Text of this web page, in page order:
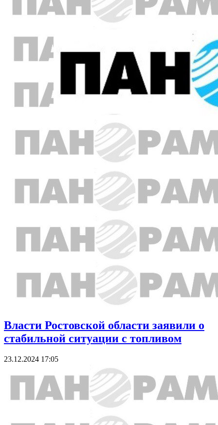
Власти Ростовской области заявили о
стабильной ситуации с топливом
23.12.2024 17:05